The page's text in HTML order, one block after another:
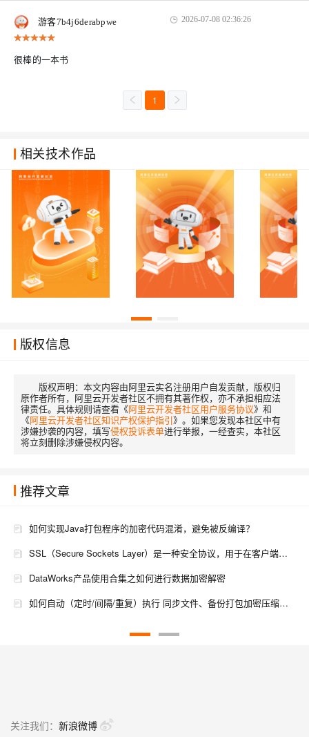
游客7b4j6derabpwe 2026-07-08 02:36:26
很棒的一本书
1
相关技术作品
版权信息
版权声明： 本文内容由阿里云实名注册用户自发贡献，版权归
原作者所有，阿里云开发者社区不拥有其著作权，亦不承担相应法
律责任。具体规则请查看《阿里云开发者社区用户服务协议》和
《阿里云开发者社区知识产权保护指引》。如果您发现本社区中有
涉嫌抄袭的内容，填写侵权投诉表单进行举报，一经查实，本社区
将立刻删除涉嫌侵权内容。
推荐文章
如何实现Java打包程序的加密代码混淆，避免被反编译？
SSL（Secure Sockets Layer）是一种安全协议，用于在客户端和服务器之间建立加密的通信通道。
DataWorks产品使用合集之如何进行数据加密解密
如何自动（定时/间隔/重复）执行 同步文件、备份打包加密压缩文件
关注我们： 新浪微博